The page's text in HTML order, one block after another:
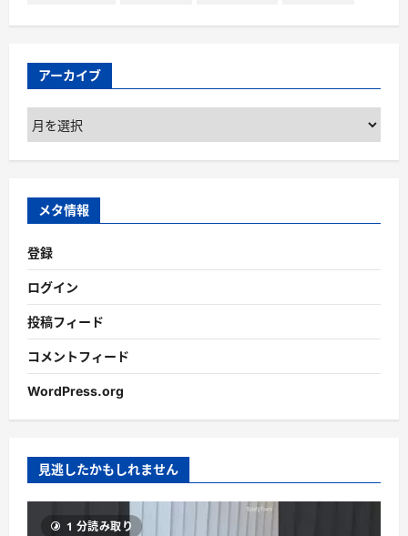
アーカイブ
ア
ー
カ
ブ
メタ情報
登録
ログイン
投稿フィード
コメントフィード
WordPress.org
見逃したかもしれません
1 分読み取り